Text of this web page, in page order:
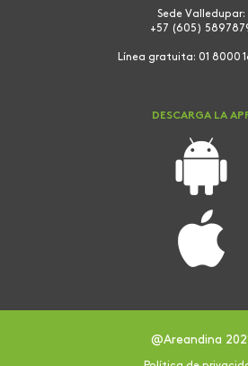
Sede Valledupar:
+57 (605)
Línea gratuita: 01 8000
DESCARGA LA
@Areandina